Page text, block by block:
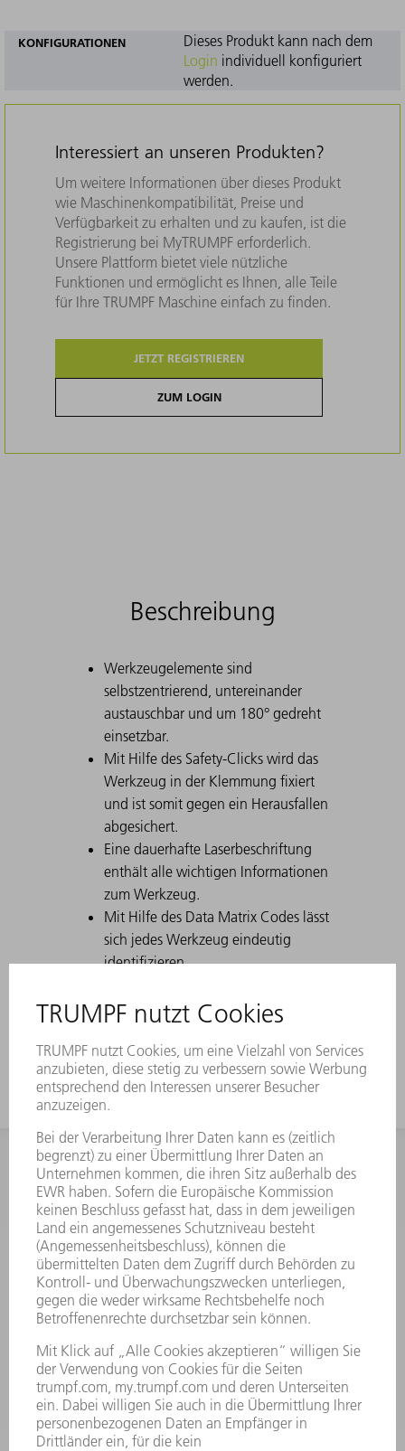
KONFIGURATIONEN
Dieses Produkt kann nach dem
Login individuell konfiguriert
werden.
Interessiert an unseren Produkten?
Um weitere Informationen über dieses Produkt
wie Maschinenkompatibilität, Preise und
Verfügbarkeit zu erhalten und zu kaufen, ist die
Registrierung bei MyTRUMPF erforderlich.
Unsere Plattform bietet viele nützliche
Funktionen und ermöglicht es Ihnen, alle Teile
für Ihre TRUMPF Maschine einfach zu finden.
JETZT REGISTRIEREN
ZUM LOGIN
Beschreibung
Werkzeugelemente sind
selbstzentrierend, untereinander
austauschbar und um 180° gedreht
einsetzbar.
Mit Hilfe des Safety-Clicks wird das
Werkzeug in der Klemmung fixiert
und ist somit gegen ein Herausfallen
abgesichert.
Eine dauerhafte Laserbeschriftung
enthält alle wichtigen Informationen
zum Werkzeug.
Mit Hilfe des Data Matrix Codes lässt
sich jedes Werkzeug eindeutig
identifizieren.
Werkzeug-Modifikationen sind auf
INFORMATION
Häufig gestellte Fragen
Allgemeine Geschäftsbedingungen
KONTAKT
Kundenbetreuung TRUMPF Werkzeugmaschinen
+49 7156 303 33222
Mo - Fr: 07:30 - 17:30 Uhr
Erweiterte Rufbereitschaft per Service App Mo - Fr:
06:30 - 20.00 Uhr Sa: 07:00 - 12:00 Uhr
Kundenbetreuung@trumpf.com
KONTAKT
Service TRUMPF Lasertechnik
+49 7156 303 37444